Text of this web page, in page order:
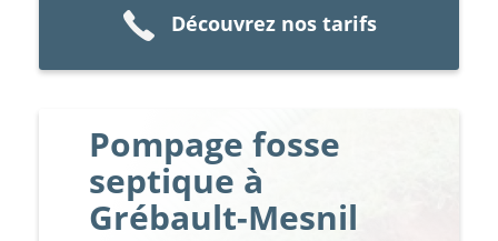
Découvrez nos tarifs
Pompage fosse
septique à
Grébault-Mesnil